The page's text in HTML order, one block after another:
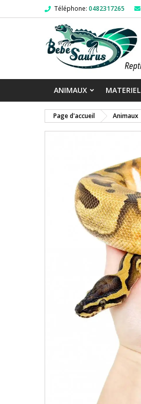
Téléphone: 0482317265
ANIMAUX MATERIEL
Page d'accueil Animaux